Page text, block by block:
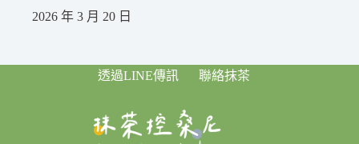
2026 年 3 月 20 日
透過LINE傳訊 聯絡抹茶